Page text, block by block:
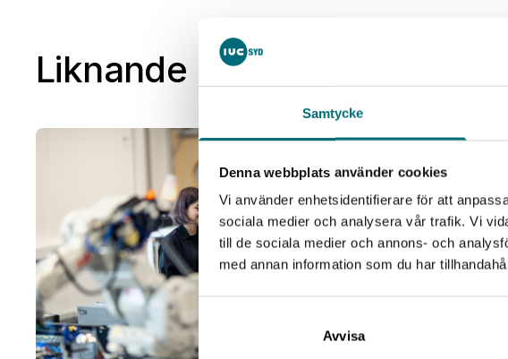
Samtycke
Denna webbplats använder cookies
Vi använder enhetsidentifierare för att
sociala medier och analysera vår trafik. Vi
till de sociala medier och annons- och
med annan information som du har
Avvisa
Liknande event
25
aug